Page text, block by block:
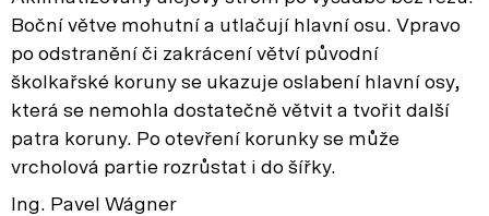
Boční větve mohutní a utlačují hlavní osu. Vpravo
po odstranění či zakrácení větví původní
školkařské koruny se ukazuje oslabení hlavní osy,
která se nemohla dostatečně větvit a tvořit další
patra koruny. Po otevření korunky se může
vrcholová partie rozrůstat i do šířky.
Ing. Pavel Wágner